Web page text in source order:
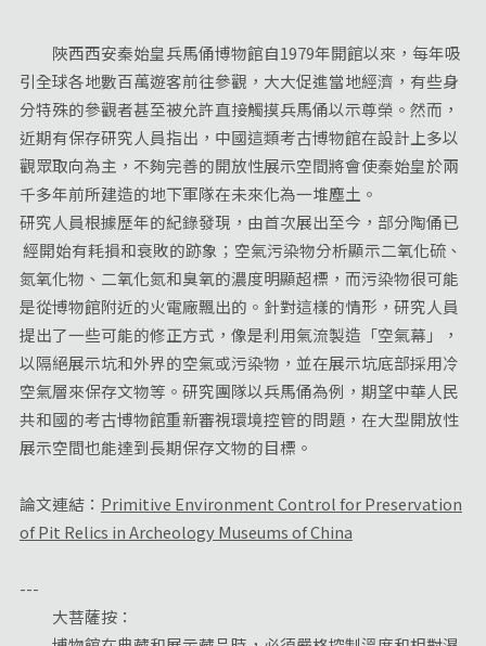
陜西西安秦始皇兵馬俑博物館自1979年開館以來，每年吸
引全球各地數百萬遊客前往參觀，大大促進當地經濟，有些身
分特殊的參觀者甚至被允許直接觸摸兵馬俑以示尊榮。然而，
近期有保存研究人員指出，中國這類考古博物館在設計上多以
觀眾取向為主，不夠完善的開放性展示空間將會使秦始皇於兩
千多年前所建造的地下軍隊在未來化為一堆塵土。
研究人員根據歷年的紀錄發現，由首次展出至今，部分陶俑已
經開始有耗損和衰敗的跡象；空氣污染物分析顯示二氧化硫、
氮氧化物、二氧化氮和臭氧的濃度明顯超標，而污染物很可能
是從博物館附近的火電廠飄出的。針對這樣的情形，研究人員
提出了一些可能的修正方式，像是利用氣流製造「空氣幕」，
以隔絕展示坑和外界的空氣或污染物，並在展示坑底部採用冷
空氣層來保存文物等。研究團隊以兵馬俑為例，期望中華人民
共和國的考古博物館重新審視環境控管的問題，在大型開放性
展示空間也能達到長期保存文物的目標。
論文連結： Primitive Environment Control for Preservation
of Pit Relics in Archeology Museums of China
---
大菩薩按：